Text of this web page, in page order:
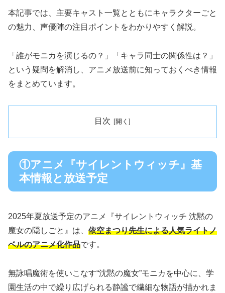
本記事では、主要キャスト一覧とともにキャラクターごと
の魅力、声優陣の注目ポイントをわかりやすく解説。
「誰がモニカを演じるの？」「キャラ同士の関係性は？」
という疑問を解消し、アニメ放送前に知っておくべき情報
をまとめています。
目次
①アニメ『サイレントウィッチ』基
本情報と放送予定
2025年夏放送予定のアニメ『サイレントウィッチ 沈黙の
魔女の隠しごと』は、 依空まつり先生による人気ライトノ
ベルのアニメ化作品です。
無詠唱魔術を使いこなす“沈黙の魔女”モニカを中心に、学
園生活の中で繰り広げられる静謐で繊細な物語が描かれま